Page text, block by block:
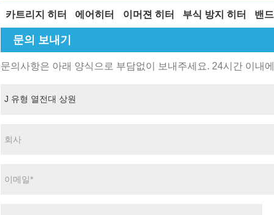
카트리지 히터 에어히터 이머젼 히터 부식 방지 히터 밴
문의 보내기
문의사항은 아래 양식으로 부담없이 보내주세요. 24시간 이내